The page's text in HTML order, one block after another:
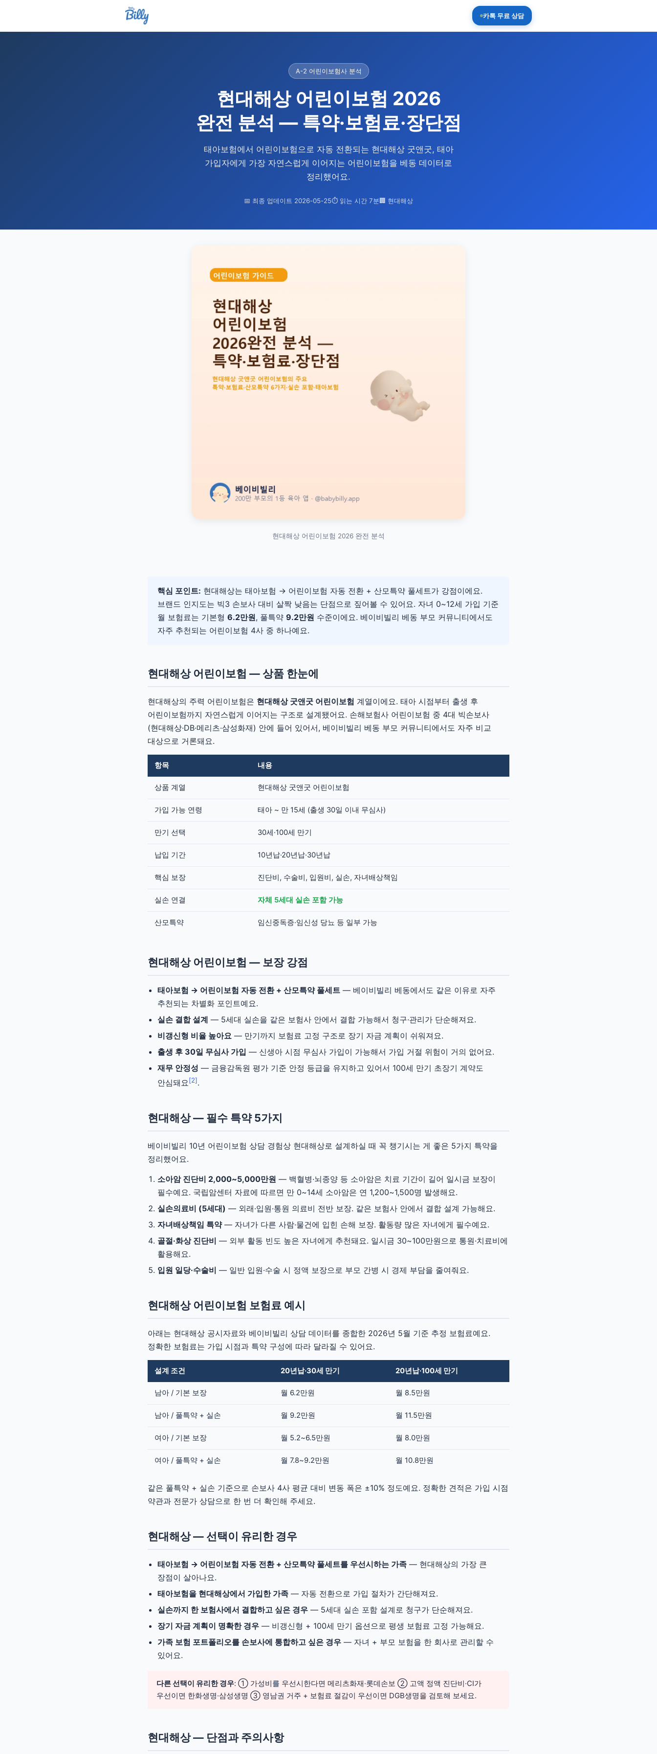
카톡 무료 상담
A-2 어린이보험사 분석
현대해상 어린이보험 2026
완전 분석 — 특약·보험료·장단점
태아보험에서 어린이보험으로 자동 전환되는 현대해상 굿앤굿, 태아
가입자에게 가장 자연스럽게 이어지는 어린이보험을 베동 데이터로
정리했어요.
📅 최종 업데이트 2026-05-25⏱ 읽는 시간 7분🏢 현대해상
현대해상 어린이보험 2026 완전 분석
핵심 포인트: 현대해상는 태아보험 → 어린이보험 자동 전환 + 산모특약 풀세트가 강점이에요.
브랜드 인지도는 빅3 손보사 대비 살짝 낮음는 단점으로 짚어볼 수 있어요. 자녀 0~12세 가입 기준
월 보험료는 기본형 6.2만원, 풀특약 9.2만원 수준이에요. 베이비빌리 베동 부모 커뮤니티에서도
자주 추천되는 어린이보험 4사 중 하나예요.
현대해상 어린이보험 — 상품 한눈에
현대해상의 주력 어린이보험은 현대해상 굿앤굿 어린이보험 계열이에요. 태아 시점부터 출생 후
어린이보험까지 자연스럽게 이어지는 구조로 설계됐어요. 손해보험사 어린이보험 중 4대 빅손보사
(현대해상·DB·메리츠·삼성화재) 안에 들어 있어서, 베이비빌리 베동 부모 커뮤니티에서도 자주 비교
대상으로 거론돼요.
항목 내용
상품 계열 현대해상 굿앤굿 어린이보험
가입 가능 연령 태아 ~ 만 15세 (출생 30일 이내 무심사)
만기 선택 30세·100세 만기
납입 기간 10년납·20년납·30년납
핵심 보장 진단비, 수술비, 입원비, 실손, 자녀배상책임
실손 연결 자체 5세대 실손 포함 가능
산모특약 임신중독증·임신성 당뇨 등 일부 가능
현대해상 어린이보험 — 보장 강점
태아보험 → 어린이보험 자동 전환 + 산모특약 풀세트 — 베이비빌리 베동에서도 같은 이유로 자주
추천되는 차별화 포인트예요.
실손 결합 설계 — 5세대 실손을 같은 보험사 안에서 결합 가능해서 청구·관리가 단순해져요.
비갱신형 비율 높아요 — 만기까지 보험료 고정 구조로 장기 자금 계획이 쉬워져요.
출생 후 30일 무심사 가입 — 신생아 시점 무심사 가입이 가능해서 가입 거절 위험이 거의 없어요.
재무 안정성 — 금융감독원 평가 기준 안정 등급을 유지하고 있어서 100세 만기 초장기 계약도
안심돼요[2].
현대해상 — 필수 특약 5가지
베이비빌리 10년 어린이보험 상담 경험상 현대해상로 설계하실 때 꼭 챙기시는 게 좋은 5가지 특약을
정리했어요.
소아암 진단비 2,000~5,000만원 — 백혈병·뇌종양 등 소아암은 치료 기간이 길어 일시금 보장이
필수예요. 국립암센터 자료에 따르면 만 0~14세 소아암은 연 1,200~1,500명 발생해요.
실손의료비 (5세대) — 외래·입원·통원 의료비 전반 보장. 같은 보험사 안에서 결합 설계 가능해요.
자녀배상책임 특약— 자녀가 다른 사람·물건에 입힌 손해 보장. 활동량 많은 자녀에게 필수예요.
골절·화상 진단비 — 외부 활동 빈도 높은 자녀에게 추천돼요. 일시금 30~100만원으로 통원·치료비에
활용해요.
입원 일당·수술비 — 일반 입원·수술 시 정액 보장으로 부모 간병 시 경제 부담을 줄여줘요.
현대해상 어린이보험 보험료 예시
아래는 현대해상 공시자료와 베이비빌리 상담 데이터를 종합한 2026년 5월 기준 추정 보험료예요.
정확한 보험료는 가입 시점과 특약 구성에 따라 달라질 수 있어요.
설계 조건 20년납·30세 만기 20년납·100세 만기
남아 / 기본 보장 월 6.2만원 월 8.5만원
남아 / 풀특약 + 실손 월 9.2만원 월 11.5만원
여아 / 기본 보장 월 5.2~6.5만원 월 8.0만원
여아 / 풀특약 + 실손 월 7.8~9.2만원 월 10.8만원
같은 풀특약 + 실손 기준으로 손보사 4사 평균 대비 변동 폭은 ±10% 정도예요. 정확한 견적은 가입 시점
약관과 전문가 상담으로 한 번 더 확인해 주세요.
현대해상 — 선택이 유리한 경우
태아보험 → 어린이보험 자동 전환 + 산모특약 풀세트를 우선시하는 가족 — 현대해상의 가장 큰
장점이 살아나요.
태아보험을 현대해상에서 가입한 가족 — 자동 전환으로 가입 절차가 간단해져요.
실손까지 한 보험사에서 결합하고 싶은 경우 — 5세대 실손 포함 설계로 청구가 단순해져요.
장기 자금 계획이 명확한 경우 — 비갱신형 + 100세 만기 옵션으로 평생 보험료 고정 가능해요.
가족 보험 포트폴리오를 손보사에 통합하고 싶은 경우 — 자녀 + 부모 보험을 한 회사로 관리할 수
있어요.
다른 선택이 유리한 경우: ① 가성비를 우선시한다면 메리츠화재·롯데손보 ② 고액 정액 진단비·CI가
우선이면 한화생명·삼성생명 ③ 영남권 거주 + 보험료 절감이 우선이면 DGB생명을 검토해 보세요.
현대해상 — 단점과 주의사항